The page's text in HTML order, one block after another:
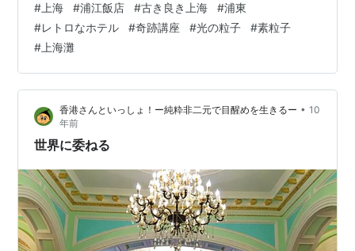
の優雅な所作、火薬のようなにおい…。空間に沁み込ん
だハートのエッセンスに委ねながら、何かを感じようと
するのではなく、ただ空間の在るに任せながら歩く。
と、一斉に光の粒子が舞いはじめた。粒子はやがて湯気
のように白くさざ波立つ。いま、ここがそのまま天国で
あり、自分はハートの中にいるのだと実感する。深夜…
# 上海 #浦江飯店 #古き良き上海 #浦東
#レトロなホテル #奇跡講座 #光の粒子 #素粒子
# 上海灘
香港さんといっしょ！ー純粋非二元で目醒めを生きるー • 10
年前
世界に委ねる